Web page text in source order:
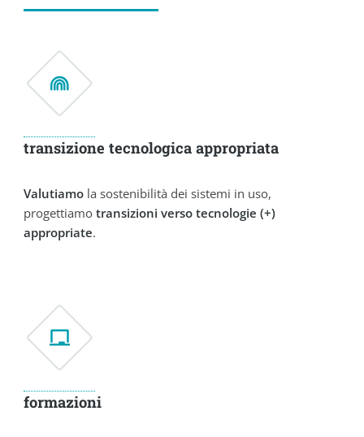
transizione tecnologica appropriata
Valutiamo la sostenibilità dei sistemi in uso,
progettiamotransizioni verso tecnologie (+)
appropriate.
formazioni